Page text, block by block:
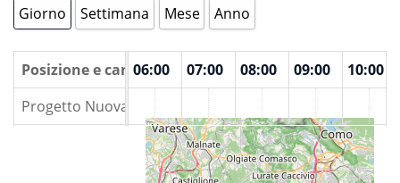
Giorno Settimana Mese Anno
Posizione e camere
04:00 05:00 06:00 07:00 08:00 09:00
10:00
Progetto Nuova Vita